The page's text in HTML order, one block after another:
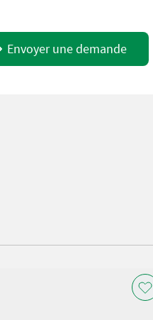
Envoyer une demande